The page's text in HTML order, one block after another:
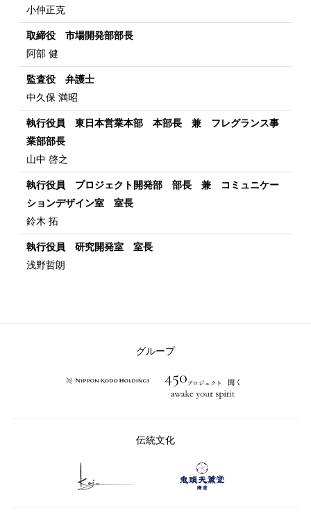
小仲正克
取締役 市場開発部部長
阿部 健
監査役 弁護士
中久保 満昭
執行役員 東日本営業本部 本部長 兼 フレグランス事
業部部長
山中 啓之
執行役員 プロジェクト開発部 部長 兼 コミュニケー
ションデザイン室 室長
鈴木 拓
執行役員 研究開発室 室長
浅野哲朗
グループ
伝統文化